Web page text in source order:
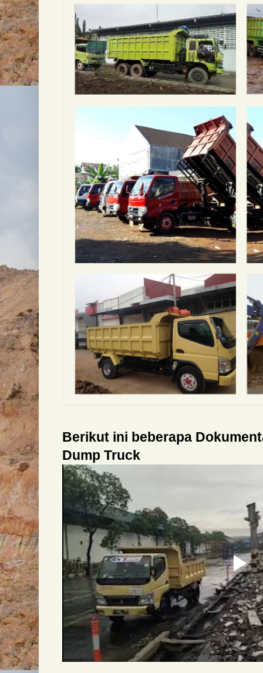
Berikut ini beberapa
Dump Truck